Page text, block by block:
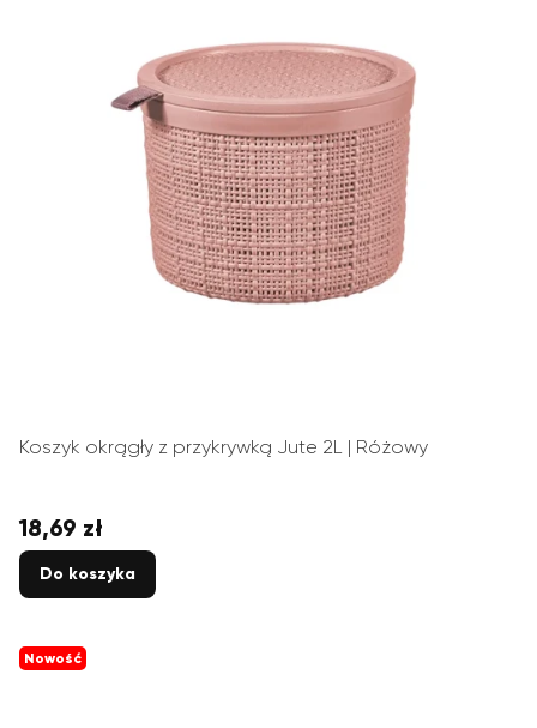
Koszyk okrągły z przykrywką Jute 2L | Różowy
Cena
18,69 zł
Do koszyka
Nowość